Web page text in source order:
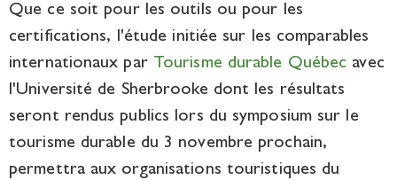
Que ce soit pour les outils ou pour les
certifications, l'étude initiée sur les comparables
internationaux par Tourisme durable Québec avec
l'Université de Sherbrooke dont les résultats
seront rendus publics lors du symposium sur le
tourisme durable du 3 novembre prochain,
permettra aux organisations touristiques du